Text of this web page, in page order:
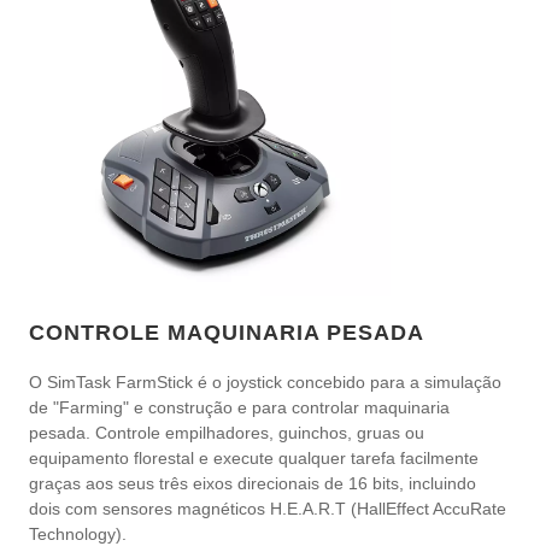
CONTROLE MAQUINARIA PESADA
O SimTask FarmStick é o joystick concebido para a simulação
de "Farming" e construção e para controlar maquinaria
pesada. Controle empilhadores, guinchos, gruas ou
equipamento florestal e execute qualquer tarefa facilmente
graças aos seus três eixos direcionais de 16 bits, incluindo
dois com sensores magnéticos H.E.A.R.T (HallEffect AccuRate
Technology).